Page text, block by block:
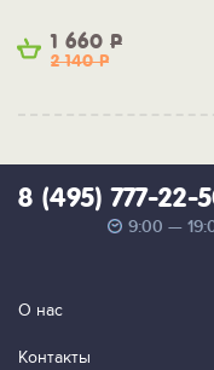
1 660 Р
2 140Р
8 (495) 777-22-
9:00 —
О нас
Контакты